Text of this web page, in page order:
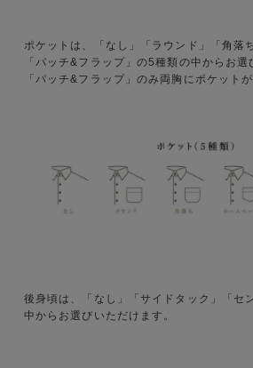
ポケットは、「なし」「ラウンド」「角落
「パッチ&フラップ」の5種類の中からお選
「パッチ&フラップ」のみ両胸にポケット
後身頃は、「なし」「サイドタック」「セ
中からお選びいただけます。